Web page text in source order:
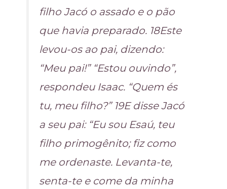
filho Jacó o assado e o pão
que havia preparado. 18Este
levou-os ao pai, dizendo:
“Meu pai!” “Estou ouvindo”,
respondeu Isaac. “Quem és
tu, meu filho?” 19E disse Jacó
a seu pai: “Eu sou Esaú, teu
filho primogênito; fiz como
me ordenaste. Levanta-te,
senta-te e come da minha